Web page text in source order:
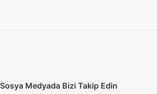
Sosya Medyada Bizi Takip Edin